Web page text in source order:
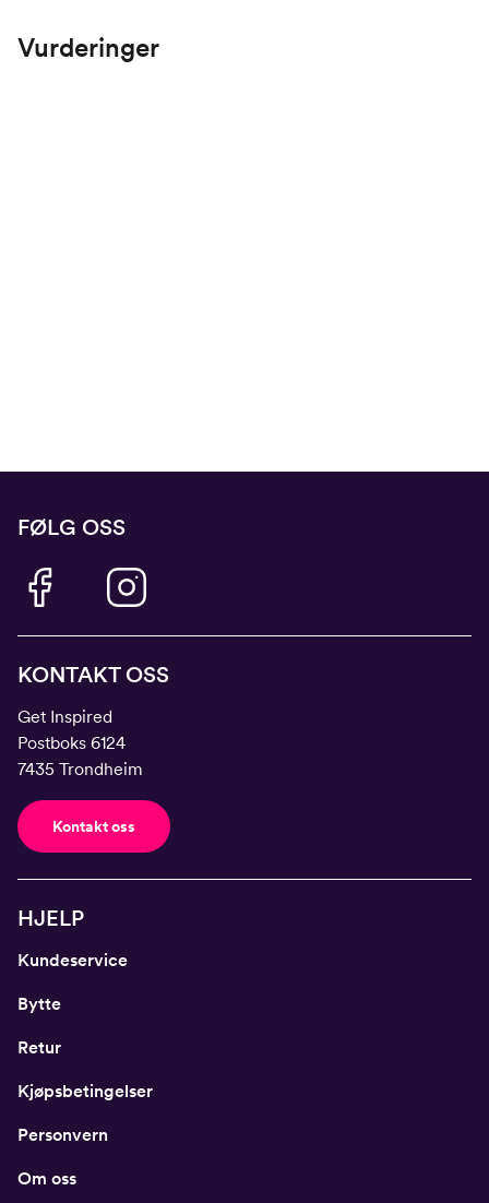
Vurderinger
FØLG OSS
KONTAKT OSS
Get Inspired
Postboks 6124
7435 Trondheim
Kontakt oss
HJELP
Kundeservice
Bytte
Retur
Kjøpsbetingelser
Personvern
Om oss